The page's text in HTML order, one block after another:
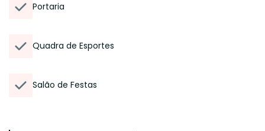
Portaria
Quadra de Esportes
Salão de Festas